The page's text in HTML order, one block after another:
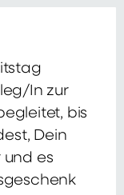
In zur
bis
Dein
und es